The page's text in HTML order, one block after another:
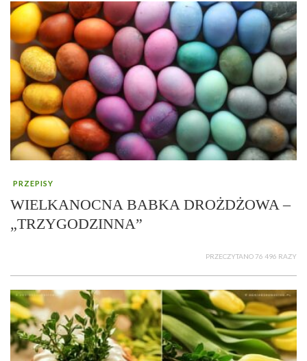
PRZEPISY
WIELKANOCNA BABKA DROŻDŻOWA –
„TRZYGODZINNA”
PRZECZYTANO 76 496 RAZY